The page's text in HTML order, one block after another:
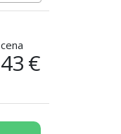
cena
43€